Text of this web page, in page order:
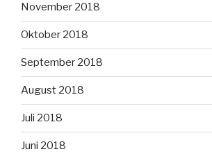
November 2018
Oktober 2018
September 2018
August 2018
Juli 2018
Juni 2018